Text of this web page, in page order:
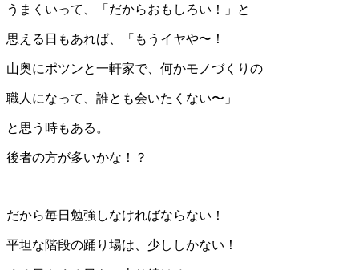
うまくいって、「だからおもしろい！」と
思える日もあれば、「もうイヤや〜！
山奥にポツンと一軒家で、何かモノづくりの
職人になって、誰とも会いたくない〜」
と思う時もある。
後者の方が多いかな！？
だから毎日勉強しなければならない！
平坦な階段の踊り場は、少ししかない！